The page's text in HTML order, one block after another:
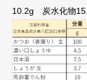
10.2g 炭水化物